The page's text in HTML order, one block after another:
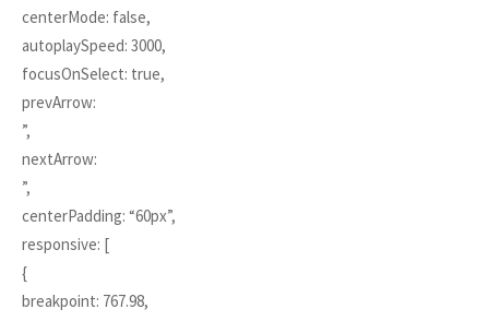
centerMode: false,
autoplaySpeed: 3000,
focusOnSelect: true,
prevArrow:
”,
nextArrow:
”,
centerPadding: “60px”,
responsive: [
{
breakpoint: 767.98,